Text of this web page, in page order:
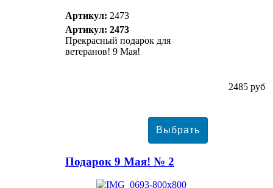
Артикул: 2473
Артикул: 2473
Прекрасный подарок для
ветеранов! 9 Мая!
2485 руб
Подарок 9 Мая! № 2